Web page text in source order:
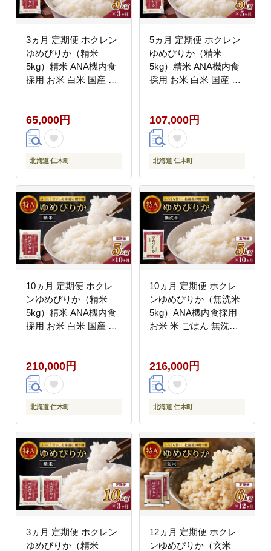
3ヵ月 定期便 ホクレン
ゆめぴりか（精米
5kg）精米 ANA機内食
採用 お米 白米 国産 北
65,000円
北海道 仁木町
5ヵ月 定期便 ホクレン
ゆめぴりか（精米
5kg）精米 ANA機内食
採用 お米 白米 国産 北
107,000円
北海道 仁木町
10ヵ月 定期便 ホクレ
ンゆめぴりか（精米
5kg）精米 ANA機内食
採用 お米 白米 国産 北
210,000円
北海道 仁木町
10ヵ月 定期便 ホクレ
ンゆめぴりか（無洗米
5kg）ANA機内食採用
お米 米 ごはん 無洗米
216,000円
北海道 仁木町
3ヵ月 定期便 ホクレン
ゆめぴりか（精米
12ヵ月 定期便 ホクレ
ンゆめぴりか（玄米